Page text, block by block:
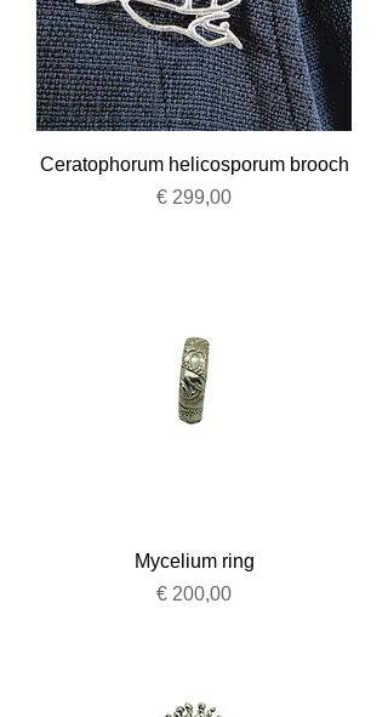
Ceratophorum helicosporum brooch
Prijs
€ 299,00
Mycelium ring
Prijs
€ 200,00